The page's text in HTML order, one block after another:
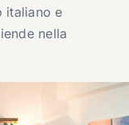
italiano e
nella